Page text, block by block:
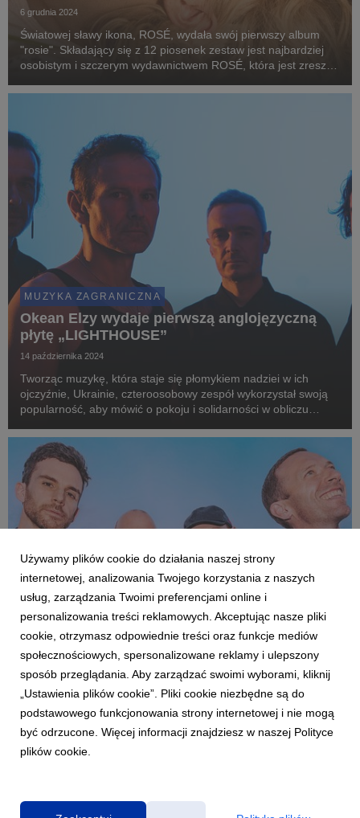
6 grudnia 2024
Światowej sławy ikona, ROSÉ, wydała swój pierwszy album
"rosie". Składający się z 12 piosenek zestaw jest najbardziej
osobistym i szczerym wydawnictwem ROSÉ, która jest zresztą
MUZYKA ZAGRANICZNA
Okean Elzy wydaje pierwszą anglojęzyczną
płytę „LIGHTHOUSE”
14 października 2024
Tworząc muzykę, która staje się płomykiem nadziei w ich
ojczyźnie, Ukrainie, czteroosobowy zespół wykorzystał swoją
popularność, aby mówić o pokoju i solidarności w obliczu
Ukrainy poprzez przejmujące teksty – N...
MUZYKA ZAGRANICZNA
Coldplay „Moon Music” – album pełen miłości
i troski o planetę
4 października 2024
Wyczekiwany dziesiąty album Coldplay, „Moon Music”, trafił
dziś do sklepów i serwisów streamingowych.
Używamy plików cookie do działania naszej strony
internetowej, analizowania Twojego korzystania z naszych
usług, zarządzania Twoimi preferencjami online i
personalizowania treści reklamowych. Akceptując nasze pliki
cookie, otrzymasz odpowiednie treści oraz funkcje mediów
społecznościowych, spersonalizowane reklamy i ulepszony
sposób przeglądania. Aby zarządzać swoimi wyborami, kliknij
„Ustawienia plików cookie”. Pliki cookie niezbędne są do
podstawowego funkcjonowania strony internetowej i nie mogą
być odrzucone. Więcej informacji znajdziesz w naszej Polityce
plików cookie.